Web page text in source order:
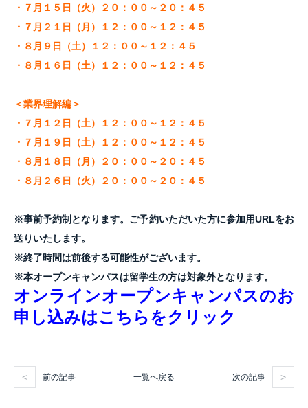
・７月１５日（火）２０：００～２０：４５
・７月２１日（月）１２：００～１２：４５
・８月９日（土）１２：００～１２：４５
・８月１６日（土）１２：００～１２：４５
＜業界理解編＞
・７月１２日（土）１２：００～１２：４５
・７月１９日（土）１２：００～１２：４５
・８月１８日（月）２０：００～２０：４５
・８月２６日（火）２０：００～２０：４５
※事前予約制となります。ご予約いただいた方に参加用URLをお
送りいたします。
※終了時間は前後する可能性がございます。
※本オープンキャンパスは留学生の方は対象外となります。
オンラインオープンキャンパスのお
申し込みはこちらをクリック
前の記事 一覧へ戻る 次の記事